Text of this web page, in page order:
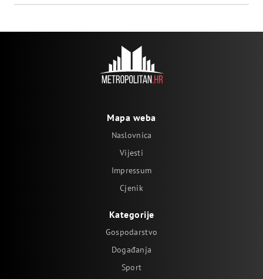
Mapa weba
Naslovnica
Vijesti
Impressum
Cjenik
Kategorije
Gospodarstvo
Događanja
Sport